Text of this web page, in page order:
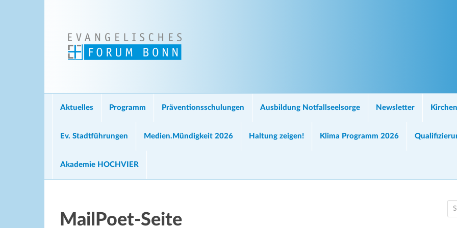
Aktuelles Programm Präventionsschulungen Ausbildung Notfallseelsorge Newsletter
Ev. Stadtführungen Medien.Mündigkeit 2026 Haltung zeigen! Klima Programm 2026
Akademie HOCHVIER
MailPoet-Seite
e